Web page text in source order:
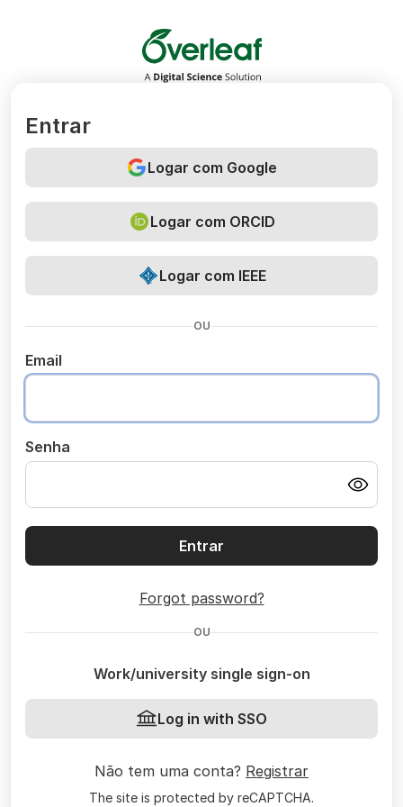
Overleaf
Entrar
Logar com Google
Logar com ORCID
Logar com IEEE
OU
Email
Senha
Entrar
Forgot password?
OU
Work/university single sign-on
Log in with SSO
Não tem uma conta? Registrar
The site is protected by reCAPTCHA.